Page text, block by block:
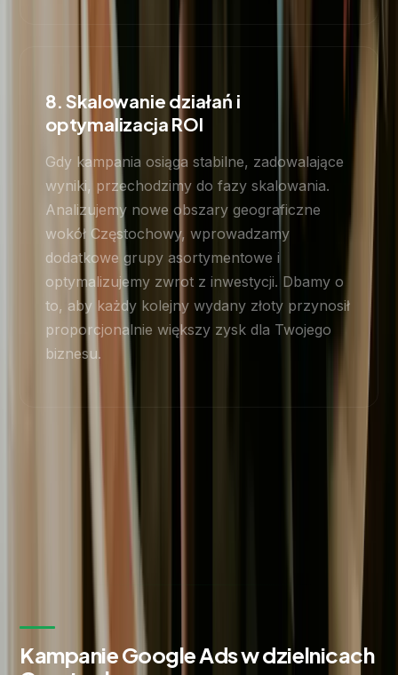
8. Skalowanie działań i
optymalizacja ROI
Gdy kampania osiąga stabilne, zadowalające
wyniki, przechodzimy do fazy skalowania.
Analizujemy nowe obszary geograficzne
wokół Częstochowy, wprowadzamy
dodatkowe grupy asortymentowe i
optymalizujemy zwrot z inwestycji. Dbamy o
to, aby każdy kolejny wydany złoty przynosił
proporcjonalnie większy zysk dla Twojego
biznesu.
Kampanie Google Ads w dzielnicach